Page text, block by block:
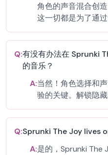
角色的声音混合创
这一切都是为了通
Q:有没有办法在 Sprunki
的音乐？
A:当然！角色选择和
验的关键。解锁隐
Q:Sprunki The Joy lives
A:是的，Sprunki The